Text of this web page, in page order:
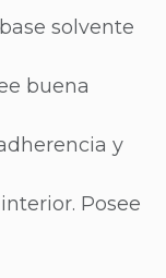
solvente
buena
y
Posee